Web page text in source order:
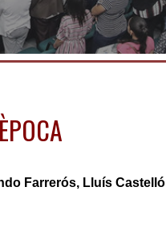
Farrerós, Lluís Castelló